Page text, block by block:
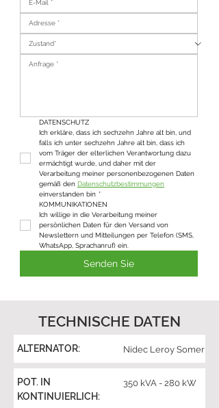
DATENSCHUTZ
Ich erkläre, dass ich sechzehn Jahre alt bin, und
falls ich unter sechzehn Jahre alt bin, dass ich
vom Träger der elterlichen Verantwortung dazu
ermächtigt wurde, und daher mit der
Verarbeitung meiner personenbezogenen Daten
gemäß den Datenschutzbestimmungen
einverstanden bin *
KOMMUNIKATIONEN
Ich willige in die Verarbeitung meiner
persönlichen Daten für den Versand von
Newslettern und Mitteilungen per Telefon (SMS,
WhatsApp, Sprachanruf) ein.
Senden Sie
TECHNISCHE DATEN
ALTERNATOR: Nidec Leroy Somer
POT. IN
KONTINUIERLICH:
350 kVA - 280 kW